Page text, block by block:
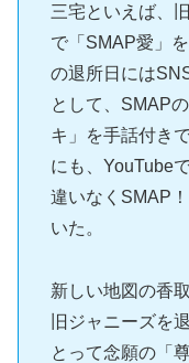
三宅といえば、
で「SMAP愛」
の退所日には
として、SMAP
キ」を手話付き
にも、YouTube
違いなくSMAP
いた。
新しい地図の香
旧ジャニーズを
とって念願の「